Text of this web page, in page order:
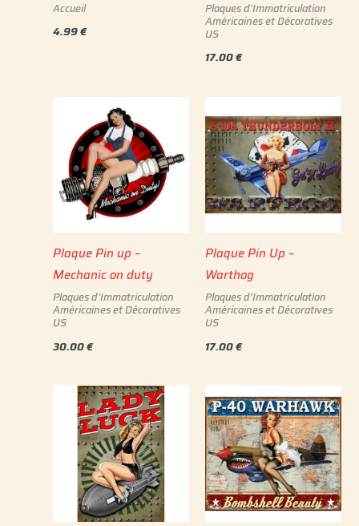
Accueil
4.99€
Plaques d'Immatriculation
Américaines et Décoratives
US
17.00€
Plaque Pin up –
Mechanic on duty
Plaques d'Immatriculation
Américaines et Décoratives
US
30.00€
Plaque Pin Up –
Warthog
Plaques d'Immatriculation
Américaines et Décoratives
US
17.00€